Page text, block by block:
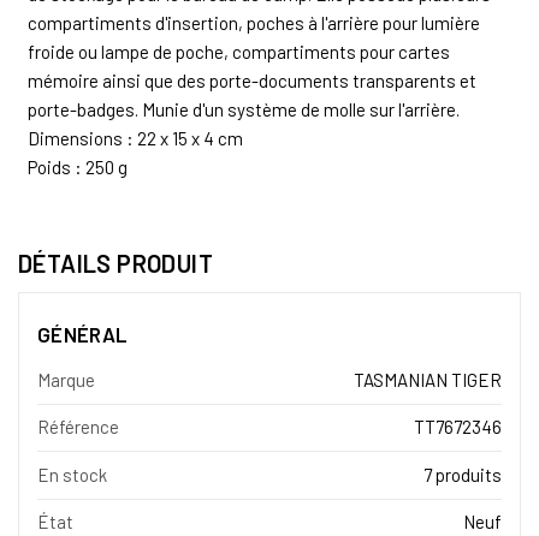
compartiments d'insertion, poches à l'arrière pour lumière
froide ou lampe de poche, compartiments pour cartes
mémoire ainsi que des porte-documents transparents et
porte-badges. Munie d'un système de molle sur l'arrière.
Dimensions : 22 x 15 x 4 cm
Poids : 250 g
DÉTAILS PRODUIT
GÉNÉRAL
Marque TASMANIAN TIGER
Référence TT7672346
En stock 7 produits
État Neuf